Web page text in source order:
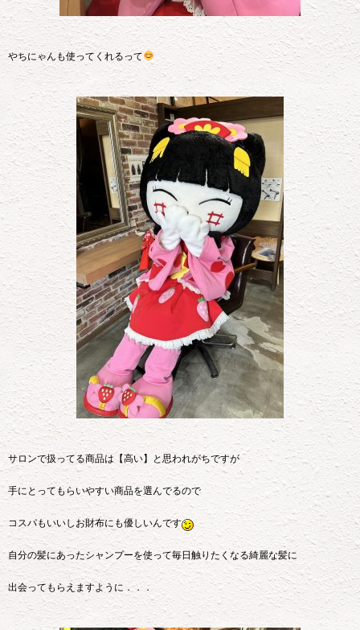
やちにゃんも使ってくれるって
サロンで扱ってる商品は【高い】と思われがちですが
手にとってもらいやすい商品を選んでるので
コスパもいいしお財布にも優しいんです
自分の髪にあったシャンプーを使って毎日触りたくなる綺麗な髪に
出会ってもらえますように．．．